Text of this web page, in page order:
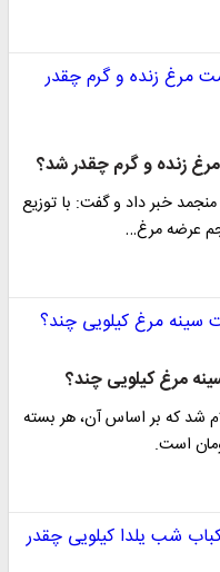
مرغ زنده و گرم چقدر شد؟
خبر داد و گفت: با توزیع
عرضه مرغ…
مرغ کیلویی چند؟
مرغ در تاریخ ۹ دی ۱۴۰۲ اعلام شد که بر اساس آن، هر بسته